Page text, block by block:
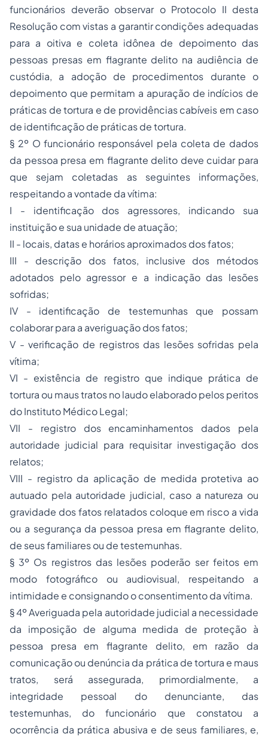
funcionários deverão observar o Protocolo II desta
Resolução com vistas a garantir condições adequadas
para a oitiva e coleta idônea de depoimento das
pessoas presas em flagrante delito na audiência de
custódia, a adoção de procedimentos durante o
depoimento que permitam a apuração de indícios de
práticas de tortura e de providências cabíveis em caso
de identificação de práticas de tortura.
§ 2º O funcionário responsável pela coleta de dados
da pessoa presa em flagrante delito deve cuidar para
que sejam coletadas as seguintes informações,
respeitando a vontade da vítima:
I - identificação dos agressores, indicando sua
instituição e sua unidade de atuação;
II - locais, datas e horários aproximados dos fatos;
III - descrição dos fatos, inclusive dos métodos
adotados pelo agressor e a indicação das lesões
sofridas;
IV - identificação de testemunhas que possam
colaborar para a averiguação dos fatos;
V - verificação de registros das lesões sofridas pela
vítima;
VI - existência de registro que indique prática de
tortura ou maus tratos no laudo elaborado pelos peritos
do Instituto Médico Legal;
VII - registro dos encaminhamentos dados pela
autoridade judicial para requisitar investigação dos
relatos;
VIII - registro da aplicação de medida protetiva ao
autuado pela autoridade judicial, caso a natureza ou
gravidade dos fatos relatados coloque em risco a vida
ou a segurança da pessoa presa em flagrante delito,
de seus familiares ou de testemunhas.
§ 3º Os registros das lesões poderão ser feitos em
modo fotográfico ou audiovisual, respeitando a
intimidade e consignando o consentimento da vítima.
§ 4º Averiguada pela autoridade judicial a necessidade
da imposição de alguma medida de proteção à
pessoa presa em flagrante delito, em razão da
comunicação ou denúncia da prática de tortura e maus
tratos, será assegurada, primordialmente, a
integridade pessoal do denunciante, das
testemunhas, do funcionário que constatou a
ocorrência da prática abusiva e de seus familiares, e,